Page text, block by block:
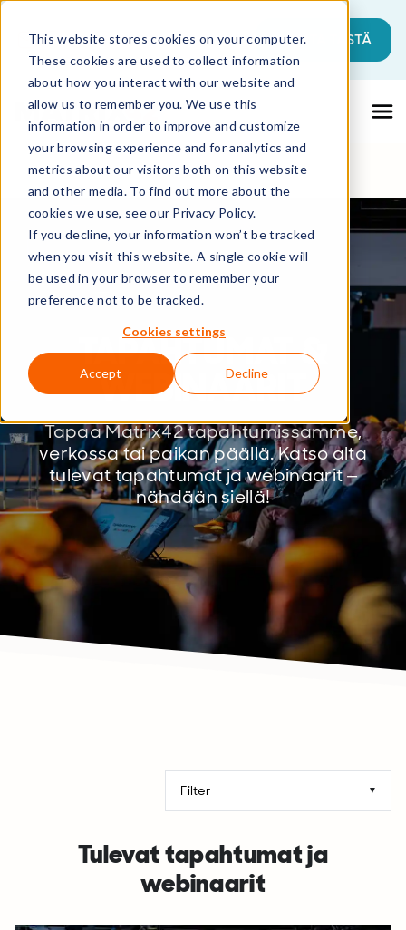
This website stores cookies on your computer.
These cookies are used to collect information
about how you interact with our website and
allow us to remember you. We use this
information in order to improve and customize
your browsing experience and for analytics and
metrics about our visitors both on this website
and other media. To find out more about the
cookies we use, see our Privacy Policy.
If you decline, your information won’t be tracked
when you visit this website. A single cookie will
be used in your browser to remember your
preference not to be tracked.
Cookies settings
Accept Decline
Tämä on hakukenttä, johon on liitetty
Ehdotuksia ei ole, koska hakukenttä on
ALOITA TÄSTÄ
TAPAHTUMAT &
WEBINAARIT
Tapaa Matrix42 tapahtumissamme,
verkossa tai paikan päällä. Katso alta
tulevat tapahtumat ja webinaarit –
nähdään siellä!
Tulevat tapahtumat ja
webinaarit